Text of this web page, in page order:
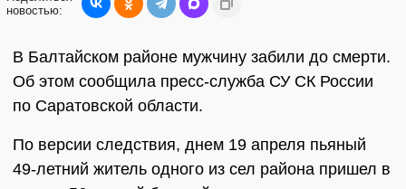
новостью:
В Балтайском районе мужчину забили до смерти.
Об этом сообщила пресс-служба СУ СК России
по Саратовской области.
По версии следствия, днем 19 апреля пьяный
49-летний житель одного из сел района пришел в